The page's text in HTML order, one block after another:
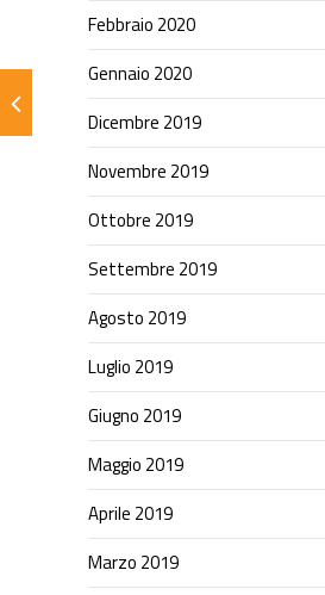
Febbraio 2020
Gennaio 2020
Dicembre 2019
Novembre 2019
Ottobre 2019
Settembre 2019
Agosto 2019
Luglio 2019
Giugno 2019
Maggio 2019
Aprile 2019
Marzo 2019